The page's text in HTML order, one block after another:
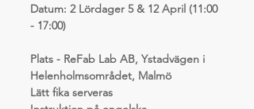
Datum: 2 Lördager 5 & 12 April (11:00
- 17:00)
Plats - ReFab Lab AB, Ystadvägen i
Helenholmsområdet, Malmö
Lätt fika serveras